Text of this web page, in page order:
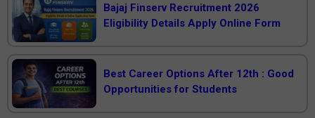
Bajaj Finserv Recruitment 2026
Eligibility Details Apply Online Form
Best Career Options After 12th : Good
Opportunities for Students